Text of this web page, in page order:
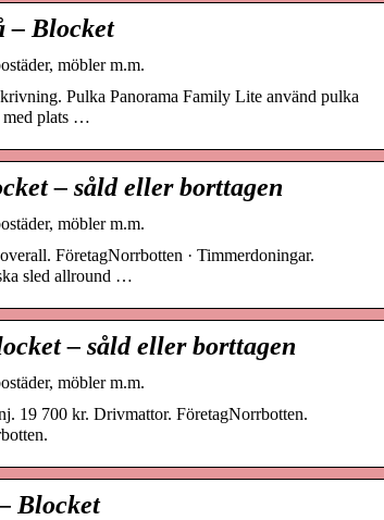
– Blocket
möbler m.m.
Pulka Panorama Family Lite använd pulka
med plats …
– såld eller borttagen
möbler m.m.
FöretagNorrbotten · Timmerdoningar.
sled allround …
– såld eller borttagen
möbler m.m.
19 700 kr. Drivmattor. FöretagNorrbotten.
Blocket